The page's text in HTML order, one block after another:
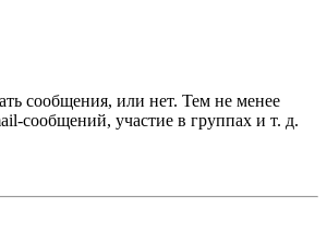
сообщения, или нет. Тем не менее
сообщений, участие в группах и т. д.